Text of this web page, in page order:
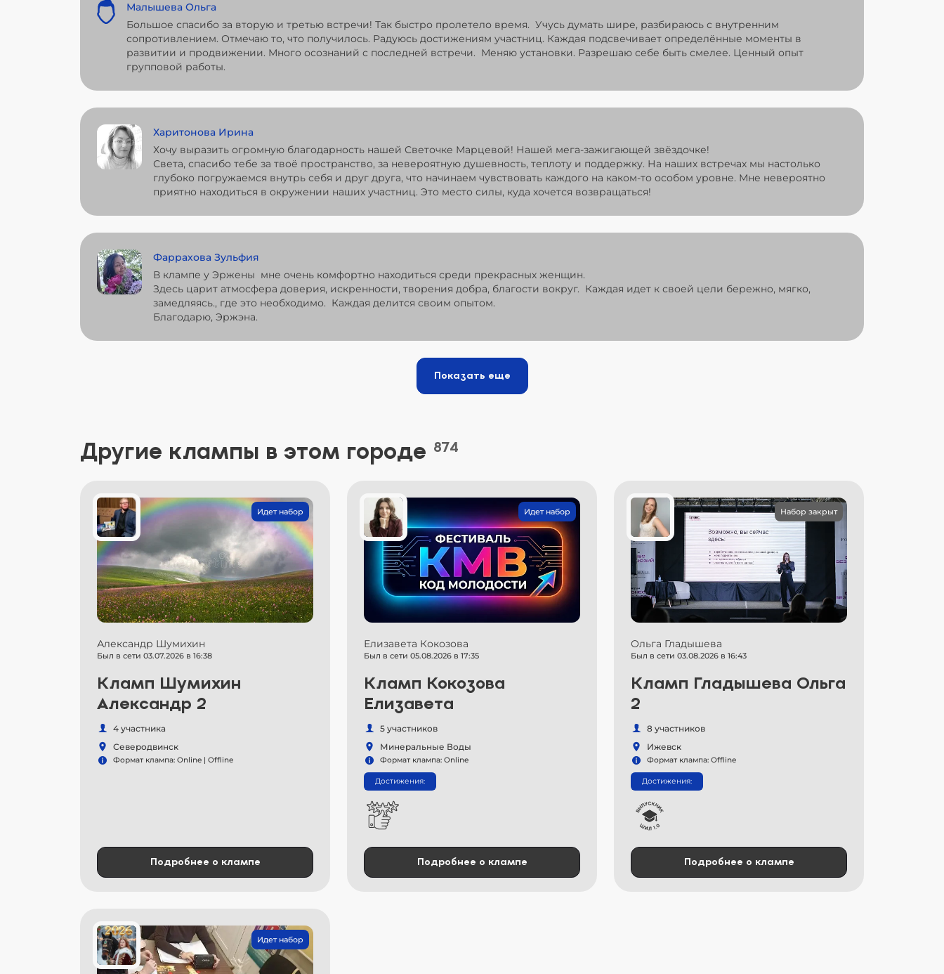
Малышева Ольга
Большое спасибо за вторую и третью встречи! Так быстро пролетело время. Учусь думать шире, разбираюсь с внутренним
сопротивлением. Отмечаю то, что получилось. Радуюсь достижениям участниц. Каждая подсвечивает определённые моменты в
развитии и продвижении. Много осознаний с последней встречи. Меняю установки. Разрешаю себе быть смелее. Ценный опыт
групповой работы.
Харитонова Ирина
Хочу выразить огромную благодарность нашей Светочке Марцевой! Нашей мега-зажигающей звёздочке!
Света, спасибо тебе за твоё пространство, за невероятную душевность, теплоту и поддержку. На наших встречах мы настолько
глубоко погружаемся внутрь себя и друг друга, что начинаем чувствовать каждого на каком-то особом уровне. Мне невероятно
приятно находиться в окружении наших участниц. Это место силы, куда хочется возвращаться!
Фаррахова Зульфия
В клампе у Эржены мне очень комфортно находиться среди прекрасных женщин.
Здесь царит атмосфера доверия, искренности, творения добра, благости вокруг. Каждая идет к своей цели бережно, мягко,
замедляясь., где это необходимо. Каждая делится своим опытом.
Благодарю, Эржэна.
Показать еще
Другие клампы в этом городе 874
Идет набор
Александр Шумихин
Был в сети 03.07.2026 в 16:38
Кламп Шумихин
Александр 2
4 участника
Северодвинск
Формат клампа: Online | Offline
Подробнее о клампе
Идет набор
Елизавета Кокозова
Был в сети 05.08.2026 в 17:35
Кламп Кокозова
Елизавета
5 участников
Минеральные Воды
Формат клампа: Online
Достижения:
Подробнее о клампе
Набор закрыт
Ольга Гладышева
Был в сети 03.08.2026 в 16:43
Кламп Гладышева Ольга
2
8 участников
Ижевск
Формат клампа: Offline
Достижения:
Подробнее о клампе
Идет набор